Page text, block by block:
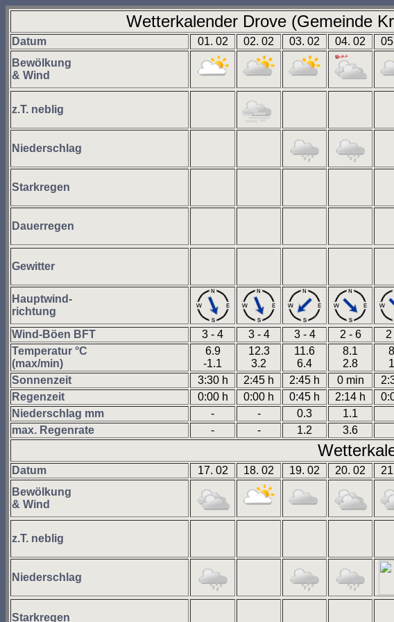
Wetterkalender Drove (Gemeinde
Datum 01. 02 02. 02 03. 02 04. 02
Bewölkung
& Wind
z.T. neblig
Niederschlag
Starkregen
Dauerregen
Gewitter
Hauptwind-
richtung
Wind-Böen BFT
3 - 4 3 - 4 3 - 4 2 - 6 2
Temperatur °C
(max/min)
6.9
-1.1
12.3
3.2
11.6
6.4
8.1
2.8
Sonnenzeit
3:30 h 2:45 h 2:45 h 0 min
Regenzeit
0:00 h 0:00 h 0:45 h 2:14 h
Niederschlag mm
- - 0.3 1.1
max. Regenrate
- - 1.2 3.6
Datum 17. 02 18. 02 19. 02 20. 02
Bewölkung
& Wind
z.T. neblig
Niederschlag
Starkregen